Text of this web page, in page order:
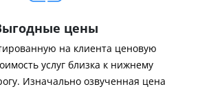
цены
на клиента ценовую
услуг близка к нижнему
Изначально озвученная цена